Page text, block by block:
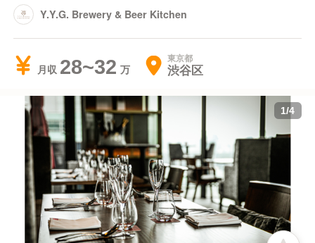
Y.Y.G. Brewery & Beer Kitchen
月収 28~32 東京都
渋谷区
1/4